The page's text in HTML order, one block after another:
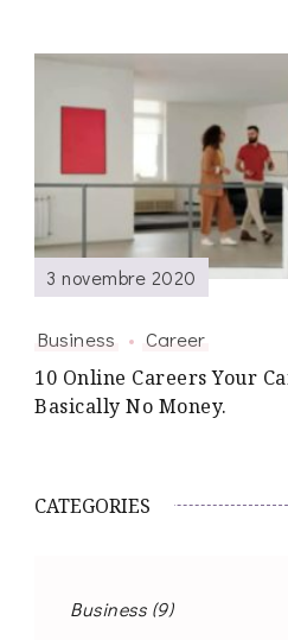
Business
Career
10 Online Careers Your
Basically No Money.
3 novembre 2020
CATEGORIES
Business(9)